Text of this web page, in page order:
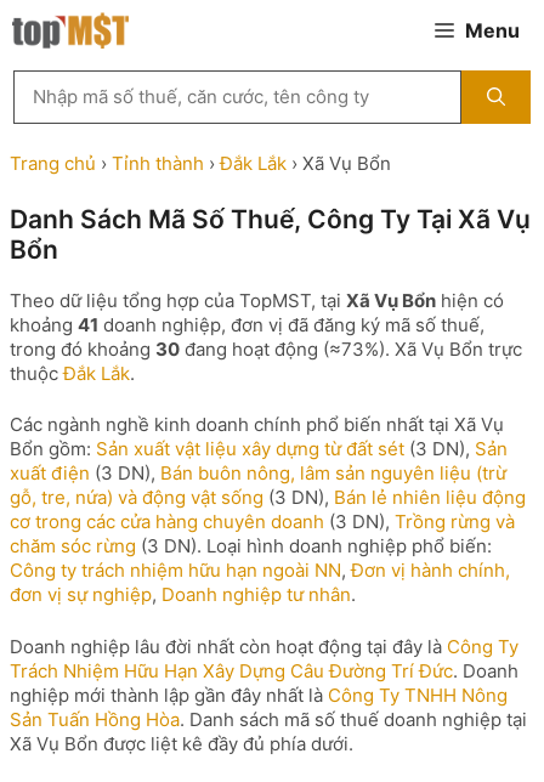
Chuyển
đến
Menu
kiếm
MST
theo
tên
ty,
người
diện
hoặc
mã
số
...
Trang chủ › Tỉnh thành ›Đắk Lắk › Xã Vụ Bổn
Danh Sách Mã Số Thuế, Công Ty Tại Xã Vụ
Bổn
Theo dữ liệu tổng hợp của TopMST, tại Xã Vụ Bổn hiện có
khoảng 41 doanh nghiệp, đơn vị đã đăng ký mã số thuế,
trong đó khoảng 30 đang hoạt động (≈73%). Xã Vụ Bổn trực
thuộcĐắk Lắk.
Các ngành nghề kinh doanh chính phổ biến nhất tại Xã Vụ
Bổn gồm: Sản xuất vật liệu xây dựng từ đất sét (3 DN), Sản
xuất điện (3 DN), Bán buôn nông, lâm sản nguyên liệu (trừ
gỗ, tre, nứa) và động vật sống (3 DN), Bán lẻ nhiên liệu động
cơ trong các cửa hàng chuyên doanh (3 DN), Trồng rừng và
chăm sóc rừng (3 DN). Loại hình doanh nghiệp phổ biến:
Công ty trách nhiệm hữu hạn ngoài NN,Đơn vị hành chính,
đơn vị sự nghiệp, Doanh nghiệp tư nhân.
Doanh nghiệp lâu đời nhất còn hoạt động tại đây là Công Ty
Trách Nhiệm Hữu Hạn Xây Dựng Câu Đường Trí Đức. Doanh
nghiệp mới thành lập gần đây nhất là Công Ty TNHH Nông
Sản Tuấn Hồng Hòa. Danh sách mã số thuế doanh nghiệp tại
Xã Vụ Bổn được liệt kê đầy đủ phía dưới.